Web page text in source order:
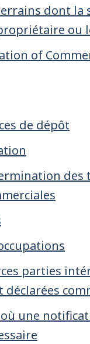
dont la
ou
of
de dépôt
des
parties
déclarées
où une